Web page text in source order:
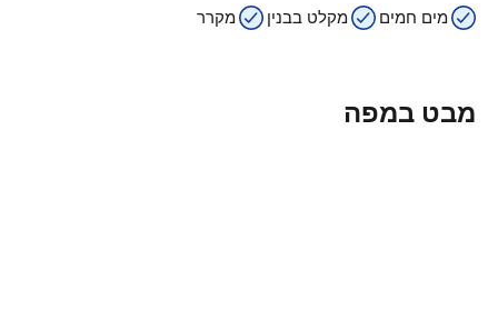
מים חמים מקלט בבנין מקרר
מבט במפה